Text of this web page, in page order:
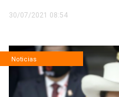
30/07/2021 08:54
Noticias